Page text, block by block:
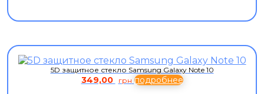
5D защитное стекло Samsung Galaxy Note 10
349,00 грн подробнее